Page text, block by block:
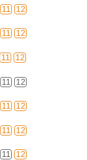
11 12
11 12
11 12
11 12
11 12
11 12
11 12